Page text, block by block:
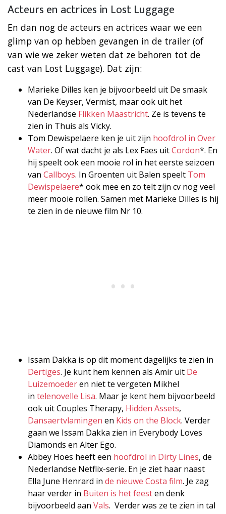
Acteurs en actrices in Lost Luggage
En dan nog de acteurs en actrices waar we een
glimp van op hebben gevangen in de trailer (of
van wie we zeker weten dat ze behoren tot de
cast van Lost Luggage). Dat zijn:
Marieke Dilles ken je bijvoorbeeld uit De smaak
van De Keyser, Vermist, maar ook uit het
Nederlandse Flikken Maastricht. Ze is tevens te
zien in Thuis als Vicky.
Tom Dewispelaere ken je uit zijn hoofdrol in Over
Water. Of wat dacht je als Lex Faes uitCordon*. En
hij speelt ook een mooie rol in het eerste seizoen
van Callboys. In Groenten uit Balen speelt Tom
Dewispelaere* ook mee en zo telt zijn cv nog veel
meer mooie rollen. Samen met Marieke Dilles is hij
te zien in de nieuwe film Nr 10.
Issam Dakka is op dit moment dagelijks te zien in
Dertiges. Je kunt hem kennen als Amir uit De
Luizemoederen niet te vergeten Mikhel
in telenovelle Lisa. Maar je kent hem bijvoorbeeld
ook uit Couples Therapy, Hidden Assets,
Dansaertvlamingen en Kids on the Block. Verder
gaan we Issam Dakka zien in Everybody Loves
Diamonds en Alter Ego.
Abbey Hoes heeft een hoofdrol in Dirty Lines, de
Nederlandse Netflix-serie. En je ziet haar naast
Ella June Henrard in de nieuwe Costa film. Je zag
haar verder in Buiten is het feesten denk
bijvoorbeeld aan Vals. Verder was ze te zien in tal